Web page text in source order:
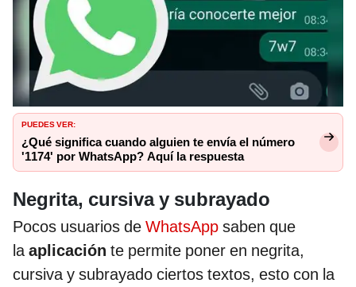
PUEDES VER:
¿Qué significa cuando alguien te envía el número
'1174' por WhatsApp? Aquí la respuesta
Negrita, cursiva y subrayado
Pocos usuarios de WhatsApp saben que
laaplicación te permite poner en negrita,
cursiva y subrayado ciertos textos, esto con la